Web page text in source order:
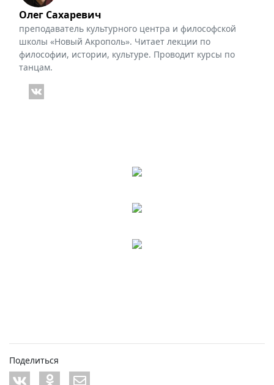
Олег Сахаревич
преподаватель культурного центра и философской
школы «Новый Акрополь». Читает лекции по
философии, истории, культуре. Проводит курсы по
танцам.
Поделиться